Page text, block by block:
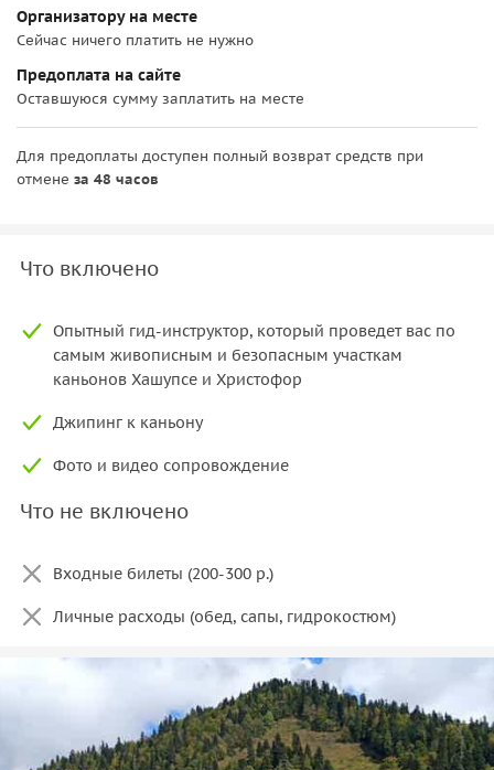
Организатору на месте
Сейчас ничего платить не нужно
Предоплата на сайте
Оставшуюся сумму заплатить на месте
Для предоплаты доступен полный возврат средств при
отмене за 48 часов
Что включено
Опытный гид-инструктор, который проведет вас по
самым живописным и безопасным участкам
каньонов Хашупсе и Христофор
Джипинг к каньону
Фото и видео сопровождение
Что не включено
Входные билеты (200-300 р.)
Личные расходы (обед, сапы, гидрокостюм)